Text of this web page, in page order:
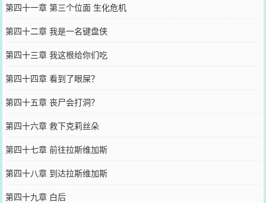
第四十一章 第三个位面 生化危机
第四十二章 我是一名键盘侠
第四十三章 我这根给你们吃
第四十四章 看到了眼屎？
第四十五章 丧尸会打洞？
第四十六章 救下克莉丝朵
第四十七章 前往拉斯维加斯
第四十八章 到达拉斯维加斯
第四十九章 白后